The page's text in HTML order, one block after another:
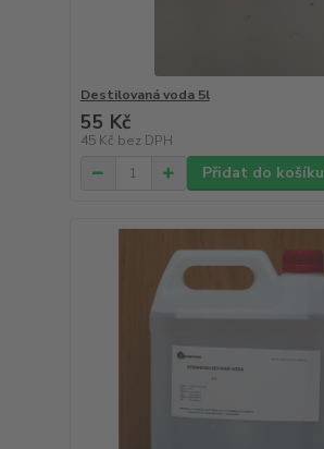
Destilovaná voda 5l
55 Kč
45 Kč bez DPH
Přidat do košíku